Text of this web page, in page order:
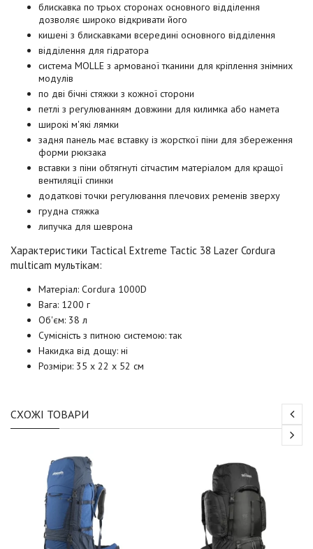
блискавка по трьох сторонах основного відділення
дозволяє широко відкривати його
кишені з блискавками всередині основного відділення
відділення для гідратора
система MOLLE з армованої тканини для кріплення знімних
модулів
по дві бічні стяжки з кожної сторони
петлі з регулюванням довжини для килимка або намета
широкі м'які лямки
задня панель має вставку із жорсткої піни для збереження
форми рюкзака
вставки з піни обтягнуті сітчастим матеріалом для кращої
вентиляції спинки
додаткові точки регулювання плечових ременів зверху
грудна стяжка
липучка для шеврона
Характеристики Tactical Extreme Tactic 38 Lazer Cordura
multicam мультікам:
Матеріал: Cordura 1000D
Вага: 1200 г
Об'єм: 38 л
Сумісність з питною системою: так
Накидка від дощу: ні
Розміри: 35 х 22 х 52 см
СХОЖІ ТОВАРИ